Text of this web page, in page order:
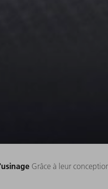
Grâce à leur